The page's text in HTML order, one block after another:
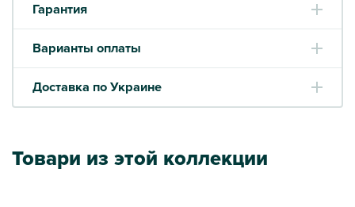
Гарантия
Варианты оплаты
Доставка по Украине
Товари из этой коллекции